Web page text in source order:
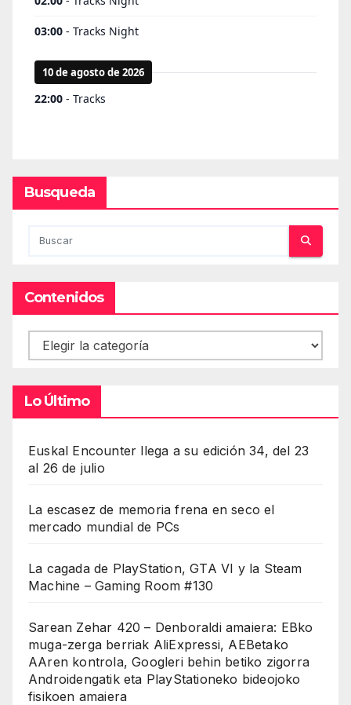
Busqueda
Contenidos
Contenidos
Lo Último
Euskal Encounter llega a su edición 34, del 23
al 26 de julio
La escasez de memoria frena en seco el
mercado mundial de PCs
La cagada de PlayStation, GTA VI y la Steam
Machine – Gaming Room #130
Sarean Zehar 420 – Denboraldi amaiera: EBko
muga-zerga berriak AliExpressi, AEBetako
AAren kontrola, Googleri behin betiko zigorra
Androidengatik eta PlayStationeko bideojoko
fisikoen amaiera